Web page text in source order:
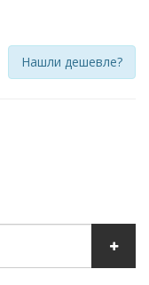
Нашли дешевле?